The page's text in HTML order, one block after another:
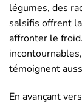
légumes, des
salsifis offrent
affronter le
témoignent
En avançant